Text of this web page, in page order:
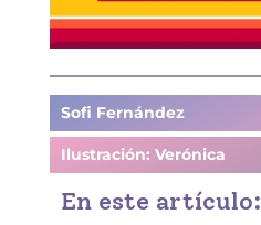
Sofi Fernández
Ilustración: Verónica
En este artículo: